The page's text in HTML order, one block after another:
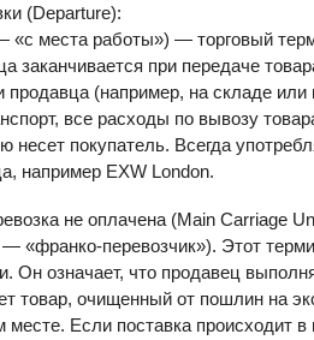
(Departure):
«с места работы») — торговый
заканчивается при передаче
продавца (например, на складе или
все расходы по вывозу
покупатель. Всегда
например EXW London.
не оплачена (Main Carriage
«франко-перевозчик»). Этот
Он означает, что продавец
товар, очищенный от пошлин на
месте. Если поставка происходит